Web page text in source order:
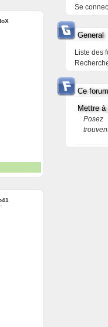
Se
General
Liste des
Ce
Mettre
Posez